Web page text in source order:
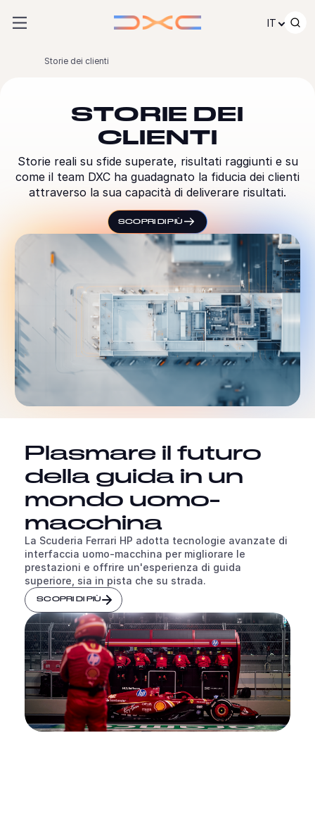
IT
Storie dei clienti
STORIE DEI
CLIENTI
Storie reali su sfide superate, risultati raggiunti e su
come il team DXC ha guadagnato la fiducia dei clienti
attraverso la sua capacità di deliverare risultati.
SCOPRI DI PIÙ
Plasmare il futuro
della guida in un
mondo uomo-
macchina
La Scuderia Ferrari HP adotta tecnologie avanzate di
interfaccia uomo-macchina per migliorare le
prestazioni e offrire un'esperienza di guida
superiore, sia in pista che su strada.
SCOPRI DI PIÙ